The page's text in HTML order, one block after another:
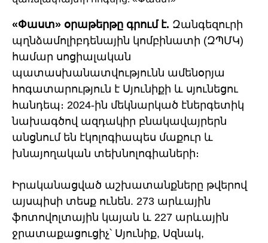
«Փաստ» օրաթերթը գրում է. Զանգեզուրի
պղնձամոլիբդենային կոմբինատի (ԶՊՄԿ)
համար սոցիալական
պատասխանատվությունն ամենօրյա
հոգատարություն է Սյունիքի և սյունեցու
հանդեպ։ 2024-ին մեկնարկած էներգետիկ
նախագծով ազդակիր բնակավայրերն
անցնում են էկոլոգիապես մաքուր և
խնայողական տեխնոլոգիաների։
Իրականացված աշխատանքները թվերով
այսպիսի տեսք ունեն. 273 արևային
ֆոտովոլտային կայան և 227 արևային
ջրատաքացուցիչ՝ Սյունիք, Սզնակ,